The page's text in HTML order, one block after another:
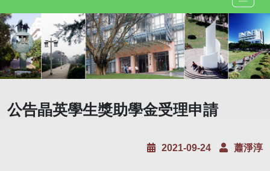
公告晶英學生獎助學金受理申請
2021-09-24 蕭淨淳